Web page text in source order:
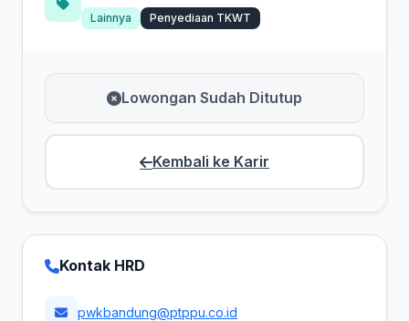
Lainnya
Penyediaan TKWT
Lowongan Sudah Ditutup
Kembali ke Karir
Kontak HRD
pwkbandung@ptppu.co.id